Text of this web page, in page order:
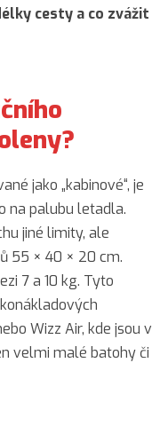
cesty a co zvážit
jako „kabinové“, je
na palubu letadla.
jiné limity, ale
55 × 40 × 20 cm.
7 a 10 kg. Tyto
Wizz Air, kde jsou v
velmi malé batohy či